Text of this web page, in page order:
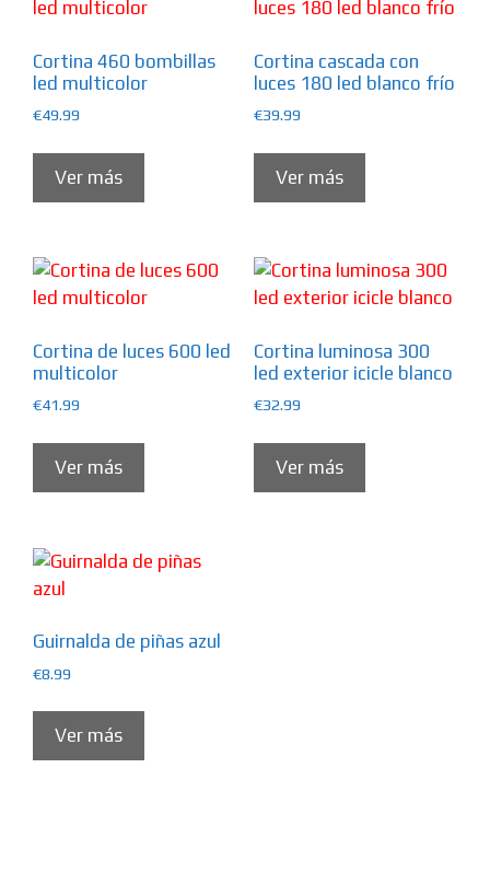
Cortina 460 bombillas
led multicolor
€49.99
Ver más
Cortina cascada con
luces 180 led blanco frío
€39.99
Ver más
Cortina de luces 600 led
multicolor
€41.99
Ver más
Cortina luminosa 300
led exterior icicle blanco
€32.99
Ver más
Guirnalda de piñas azul
€8.99
Ver más